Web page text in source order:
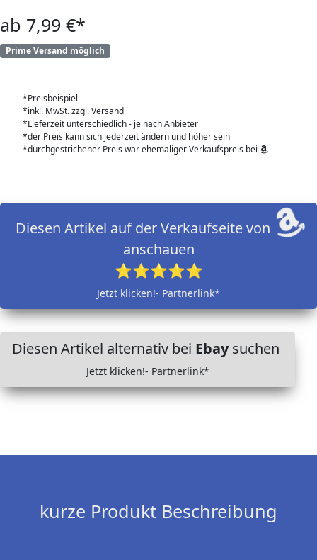
ab 7,99 €*
Prime Versand möglich
*Preisbeispiel
*inkl. MwSt. zzgl. Versand
*Lieferzeit unterschiedlich - je nach Anbieter
*der Preis kann sich jederzeit ändern und höher sein
*durchgestrichener Preis war ehemaliger Verkaufspreis bei
Diesen Artikel auf der Verkaufseite von
anschauen
⭐⭐⭐⭐⭐
Jetzt klicken!- Partnerlink*
Diesen Artikel alternativ bei Ebaysuchen
Jetzt klicken!- Partnerlink*
kurze Produkt Beschreibung